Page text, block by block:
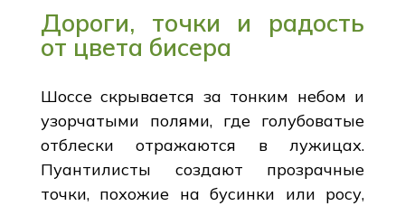
Дороги, точки и радость
от цвета бисера
Шоссе скрывается за тонким небом и
узорчатыми полями, где голубоватые
отблески отражаются в лужицах.
Пуантилисты создают прозрачные
точки, похожие на бусинки или росу,